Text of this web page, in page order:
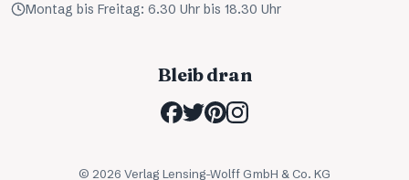
Montag bis Freitag: 6.30 Uhr bis 18.30 Uhr
Bleib dran
© 2026 Verlag Lensing-Wolff GmbH & Co. KG